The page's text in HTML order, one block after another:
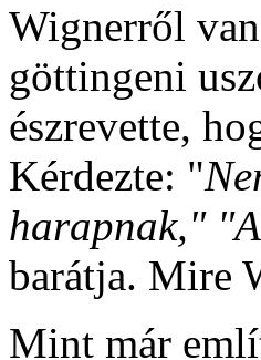
Wignerről
göttingeni
észrevette,
Kérdezte: "
harapnak,"
barátja. Mire
Mint már